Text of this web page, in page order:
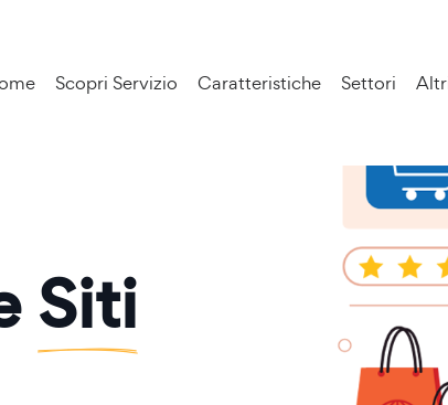
Scopri Servizio Caratteristiche Settori
Siti